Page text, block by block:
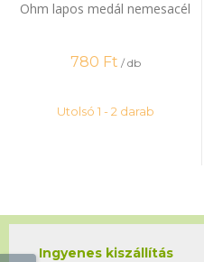
Ohm lapos medál nemesacél
780 Ft / db
Utolsó 1 - 2 darab
Ingyenes kiszállítás